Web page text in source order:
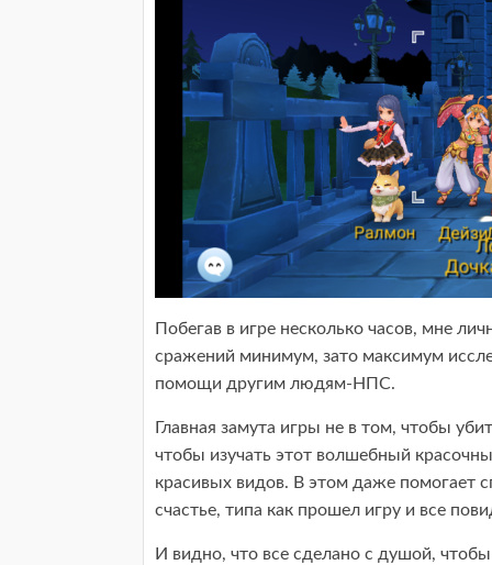
Побегав в игре несколько часов, мне
сражений минимум, зато максимум
помощи другим людям-НПС.
Главная замута игры не в том, чтобы
чтобы изучать этот волшебный
красивых видов. В этом даже помогает
счастье, типа как прошел игру и все
И видно, что все сделано с душой,